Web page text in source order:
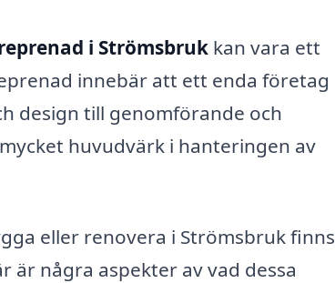
i Strömsbruk kan vara ett
innebär att ett enda företag
design till genomförande och
huvudvärk i hanteringen av
eller renovera i Strömsbruk finns
några aspekter av vad dessa